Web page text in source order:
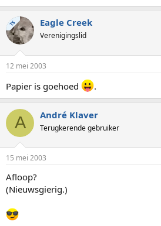
TS Eagle Creek
Verenigingslid
12 mei 2003
Papier is goehoed .
A André Klaver
Terugkerende gebruiker
15 mei 2003
Afloop?
(Nieuwsgierig.)